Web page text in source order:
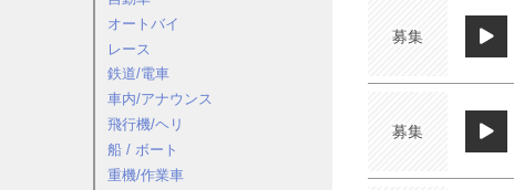
オートバイ
レース
鉄道/電車
車内/アナウンス
飛行機/ヘリ
船 / ボート
重機/作業車
募集
募集